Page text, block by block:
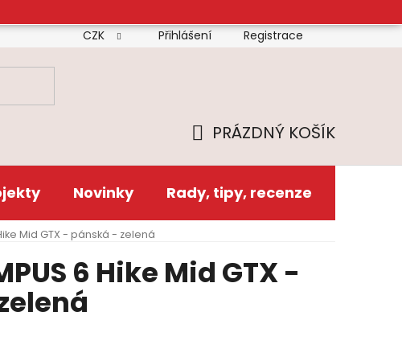
Doprava Platba Reklamační řád
CZK Přihlášení Registrace
KOŠÍK
PRÁZDNÝ KOŠÍK
Novinky Rady, tipy, recenze
Mid GTX - pánská - zelená
6 Hike Mid GTX -